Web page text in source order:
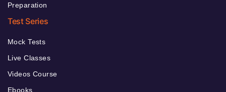
Preparation
Test Series
Mock Tests
Live Classes
Videos Course
Ebooks